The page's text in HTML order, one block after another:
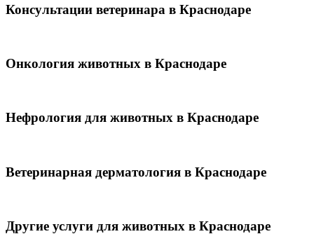
Консультации ветеринара в Краснодаре
Онкология животных в Краснодаре
Нефрология для животных в Краснодаре
Ветеринарная дерматология в Краснодаре
Другие услуги для животных в Краснодаре